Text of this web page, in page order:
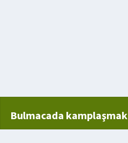
Bulmacada kamplaşmak